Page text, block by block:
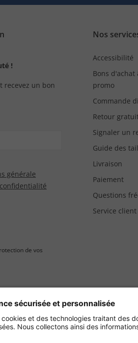
!
recevez un bon
générale
de vos
Nos
Accessibilité
Bons d'achat
promo
Commande
Retour
Signaler un
Guide des
Livraison
Paiement
Questions
Service client